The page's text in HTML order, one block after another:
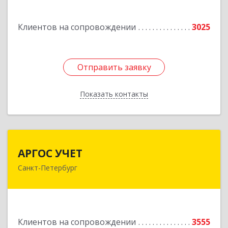
Клиентов на сопровождении 3025
Отправить заявку
Показать контакты
Подробнее
Отправить заявку
Назад
АРГОС УЧЕТ
Санкт-Петербург
Клиентов на сопровождении
3555
196191, Санкт-Петербург г, Конституции пл,